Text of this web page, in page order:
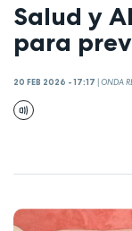
Salud y
para
20 FEB 2026 - 17:17 |ONDA